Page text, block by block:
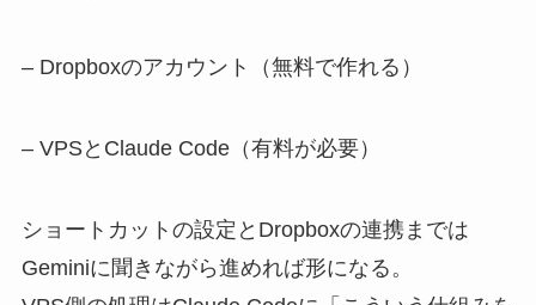
– Dropboxのアカウント（無料で作れる）
– VPSとClaude Code（有料が必要）
ショートカットの設定とDropboxの連携までは
Geminiに聞きながら進めれば形になる。